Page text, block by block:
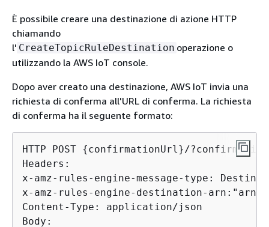
È possibile creare una destinazione di azione HTTP
chiamando
l' CreateTopicRuleDestination operazione o
utilizzando la AWS IoT console.
Dopo aver creato una destinazione, AWS IoT invia una
richiesta di conferma all'URL di conferma. La richiesta
di conferma ha il seguente formato:
HTTP POST {confirmationUrl}/
Headers:
x-amz-rules-engine-message-type:
x-amz-rules-engine-destination-
Content-Type: application/json